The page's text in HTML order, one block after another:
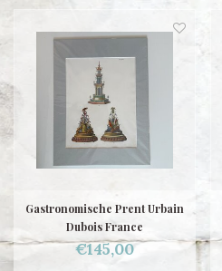
Gastronomische Prent Urbain
Dubois France
€145,00